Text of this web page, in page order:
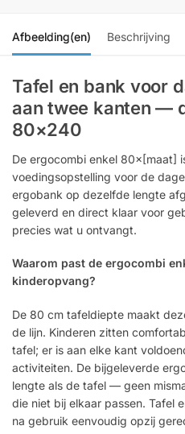
Afbeelding(en) Beschrijving
Tafel en bank voor
aan twee kanten —
80×240
De ergocombi enkel 80×[maat]
voedingsopstelling voor de
ergobank op dezelfde lengte
geleverd en direct klaar voor
precies wat u ontvangt.
Waarom past de ergocombi
kinderopvang?
De 80 cm tafeldiepte maakt
de lijn. Kinderen zitten
tafel; er is aan elke kant
activiteiten. De bijgeleverde
lengte als de tafel — geen
die niet bij elkaar passen. Tafel
na gebruik eenvoudig opzij